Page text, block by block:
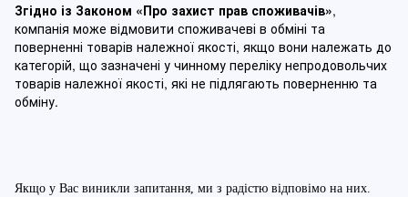
Згідно із Законом «Про захист прав споживачів»,
компанія може відмовити споживачеві в обміні та
поверненні товарів належної якості, якщо вони належать до
категорій, що зазначені у чинному переліку непродовольчих
товарів належної якості, які не підлягають поверненню та
обміну.
Якщо у Вас виникли запитання, ми з радістю відповімо на них.